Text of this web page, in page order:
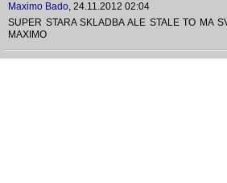
Maximo Bado, 24.11.2012 02:04
SUPER STARA SKLADBA ALE STALE TO MA
MAXIMO